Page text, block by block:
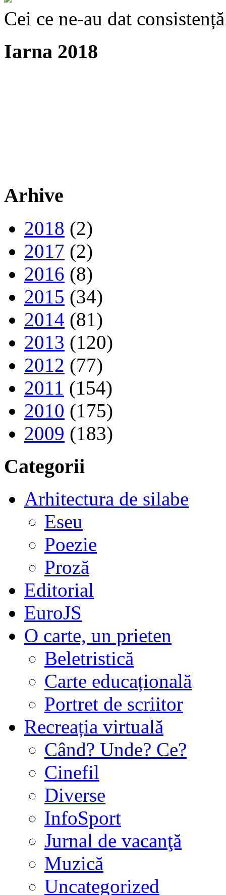
Cei ce ne-au dat
Iarna 2018
Arhive
2018 (2)
2017 (2)
2016 (8)
2015 (34)
2014 (81)
2013 (120)
2012 (77)
2011 (154)
2010 (175)
2009 (183)
Categorii
Arhitectura de silabe
Eseu
Poezie
Proză
Editorial
EuroJS
O carte, un prieten
Beletristică
Carte educațională
Portret de scriitor
Recreația virtuală
Când? Unde? Ce?
Cinefil
Diverse
InfoSport
Jurnal de vacanţă
Muzică
Uncategorized